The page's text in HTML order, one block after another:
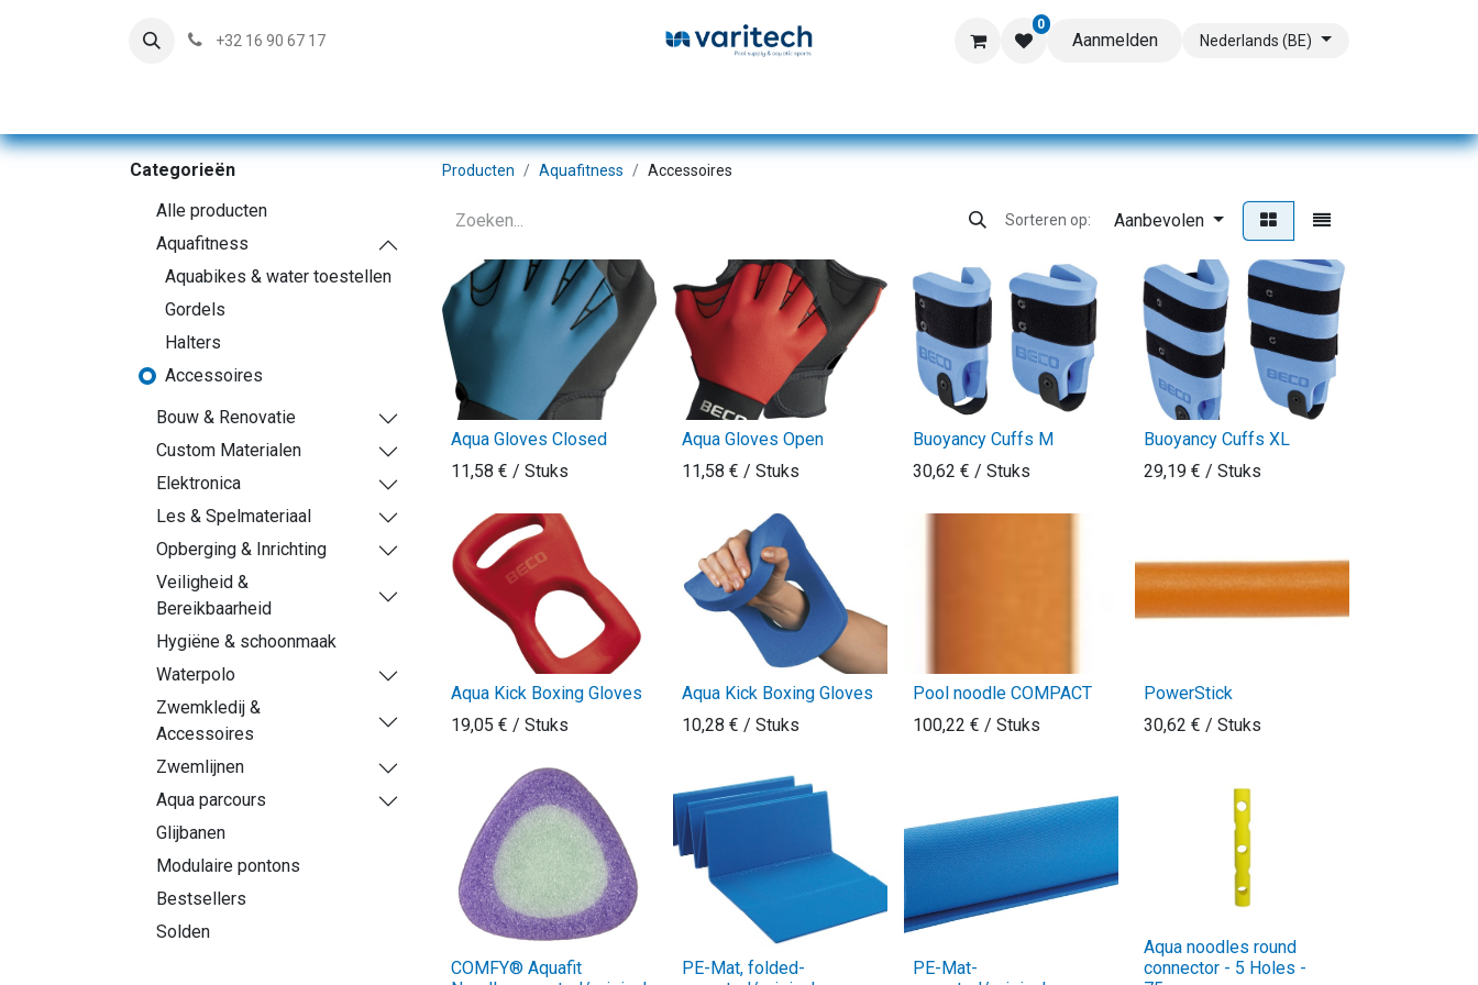
+32 16 90 67 17
0
Aanmelden Nederlands (BE)
Categorieën
Alle producten
Aquafitness
Aquabikes & water toestellen
Gordels
Halters
Accessoires
Bouw & Renovatie
Custom Materialen
Elektronica
Les & Spelmateriaal
Opberging & Inrichting
Veiligheid &
Bereikbaarheid
Hygiëne & schoonmaak
Waterpolo
Zwemkledij &
Accessoires
Zwemlijnen
Aqua parcours
Glijbanen
Modulaire pontons
Bestsellers
Solden
Producten Aquafitness Accessoires
Sorteren op: Aanbevolen
Aqua Gloves Closed
11,58 € / Stuks
Aqua Gloves Open
11,58 € / Stuks
Buoyancy Cuffs M
30,62 € / Stuks
Buoyancy Cuffs XL
29,19 € / Stuks
Aqua Kick Boxing Gloves
19,05 € / Stuks
Aqua Kick Boxing Gloves
10,28 € / Stuks
Pool noodle COMPACT
100,22 € / Stuks
PowerStick
30,62 € / Stuks
COMFY® Aquafit
PE-Mat, folded-
PE-Mat-
Aqua noodles round
connector - 5 Holes -